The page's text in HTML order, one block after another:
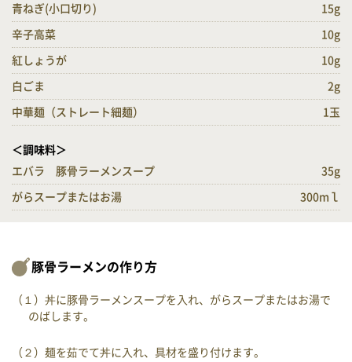
青ねぎ(小口切り) 15g
辛子高菜 10g
紅しょうが 10g
白ごま 2g
中華麺（ストレート細麺） 1玉
＜調味料＞
エバラ 豚骨ラーメンスープ
35g
がらスープまたはお湯 300mｌ
豚骨ラーメンの作り方
（１）丼に豚骨ラーメンスープを入れ、がらスープまたはお湯で
のばします。
（２）麺を茹でて丼に入れ、具材を盛り付けます。